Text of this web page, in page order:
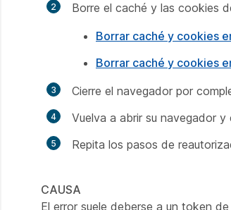
Borre el caché y las cookies
Borrar caché y cookies
Borrar caché y cookies
Cierre el navegador por
Vuelva a abrir su navegador
Repita los pasos de
CAUSA
El error suele deberse a un token